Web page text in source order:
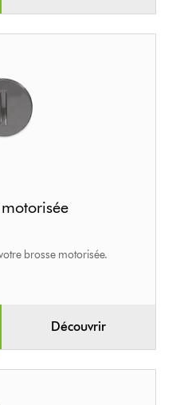
brosse motorisée.
Découvrir